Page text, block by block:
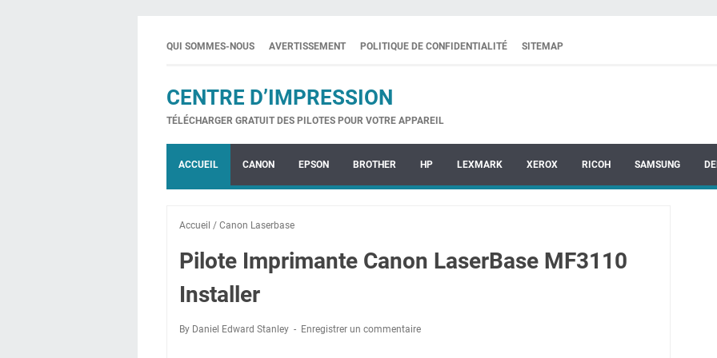
QUI SOMMES-NOUS AVERTISSEMENT POLITIQUE DE CONFIDENTIALITÉ SITEMAP
CENTRE D’IMPRESSION
TÉLÉCHARGER GRATUIT DES PILOTES POUR VOTRE APPAREIL
ACCUEIL CANON EPSON BROTHER HP LEXMARK XEROX RICOH SAMSUNG
Accueil / Canon Laserbase
Pilote Imprimante Canon LaserBase MF3110
Installer
By Daniel Edward Stanley Enregistrer un commentaire